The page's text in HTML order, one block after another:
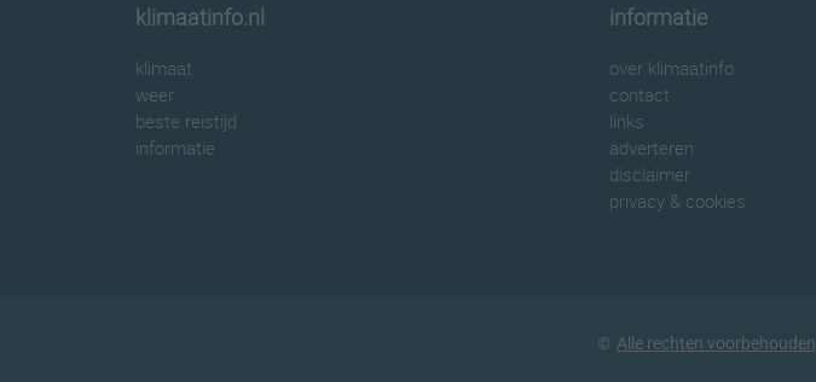
klimaatinfo.nl
klimaat
weer
beste reistijd
informatie
informatie
over klimaatinfo
contact
links
adverteren
disclaimer
privacy & cookies
© Alle rechten voorbehouden